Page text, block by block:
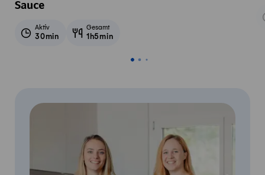
Sauce
Aktiv
30min
Gesamt
1h5min